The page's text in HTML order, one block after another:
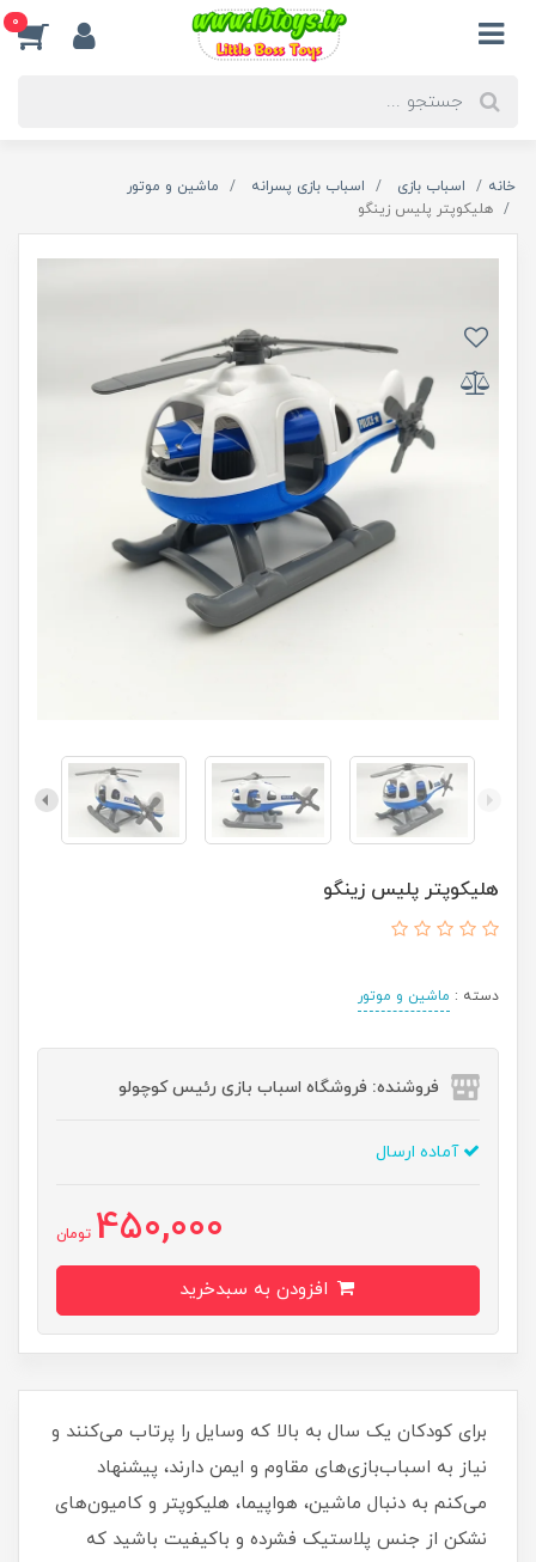
0
خانه اسباب بازی اسباب بازی پسرانه
ماشین و موتور
هلیکوپتر پلیس زینگو
هلیکوپتر پلیس زینگو
دسته : ماشین و موتور
فروشنده: فروشگاه اسباب بازی رئیس کوچولو
آماده ارسال
450,000 تومان
برای کودکان یک سال به بالا که وسایل را پرتاب می‌کنند و
نیاز به اسباب‌بازی‌های مقاوم و ایمن دارند، پیشنهاد
می‌کنم به دنبال ماشین، هواپیما، هلیکوپتر و کامیون‌های
نشکن از جنس پلاستیک فشرده و باکیفیت باشید که